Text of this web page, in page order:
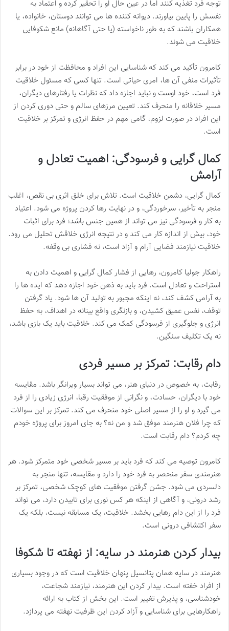
توجه فرد تغذیه کنند اما در عین حال او را تحقیر کرده و اعتماد به
نفسش را پایین بیاورند. دیوانه کننده ها می توانند دوستان، خانواده، یا
همکاران باشند که به طور ناخواسته (یا حتی آگاهانه) مانع شکوفایی
خلاقیت می شوند.
کامرون تأکید می کند که شناسایی این افراد و محافظت از خود در برابر
تأثیرات منفی آن ها، امری حیاتی است. تنها کسی که مسئول خلاقیت
فرد است، خود اوست و نباید اجازه داد که نظرات یا رفتارهای دیگران،
مسیر خلاقانه را منحرف کند. تعیین مرزهای سالم و حتی دوری کردن از
این افراد در صورت لزوم، گامی مهم در حفظ انرژی و تمرکز بر خلاقیت
است.
کمال گرایی و فرسودگی: اهمیت تعادل و
آرامش
کمال گرایی، دشمن خلاقیت است. تلاش برای خلق اثری بی نقص، اغلب
منجر به تأخیر، سرخوردگی، و در نهایت رها کردن پروژه می شود. اعتیاد
به کار و فرسودگی نیز می تواند از همین جنس باشد؛ فرد برای اثبات
خود، بیش از اندازه کار می کند و در نتیجه انرژی خلاقش تحلیل می رود.
خلاقیت نیازمند فضایی آرام و آزاد است، نه فشاری بی وقفه.
راهکار جولیا کامرون، رهایی از فشار کمال گرایی و اهمیت دادن به
استراحت و تعادل است. فرد باید به ذهن خود اجازه دهد که ایده ها را
به آرامی کشف کند، نه اینکه مجبور به تولید آن ها شود. یاد گرفتن
توقف، نفس عمیق کشیدن، و بازنگری واقع بینانه در اهداف، به حفظ
انرژی و جلوگیری از فرسودگی کمک می کند. خلاقیت باید یک بازی باشد،
نه یک تکلیف سنگین.
دام رقابت: تمرکز بر مسیر فردی
رقابت، به خصوص در دنیای هنر، می تواند بسیار ویرانگر باشد. مقایسه
خود با دیگران، حسادت، و نگرانی از موفقیت رقبا، انرژی زیادی را از فرد
می گیرد و او را از مسیر اصلی خود منحرف می کند. تمرکز بر این سوالات
که چرا فلان هنرمند موفق شد و من نه؟ به جای امروز برای پروژه خودم
چه کردم؟ دام رقابت است.
کامرون توصیه می کند که فرد باید بر مسیر شخصی خود متمرکز شود. هر
هنرمندی سفر منحصر به فرد خود را دارد و مقایسه، تنها منجر به
دلسردی می شود. جشن گرفتن موفقیت های کوچک شخصی، تمرکز بر
رشد درونی، و آگاهی از اینکه هر کس نوری برای تابیدن دارد، می تواند
فرد را از این دام رهایی بخشد. خلاقیت، یک مسابقه نیست، بلکه یک
سفر اکتشافی درونی است.
بیدار کردن هنرمند در سایه: از نهفته تا شکوفا
هنرمند در سایه همان پتانسیل پنهان خلاقیت است که در وجود بسیاری
از افراد خفته است. بیدار کردن این هنرمند، نیازمند شجاعت،
خودشناسی، و پذیرش تغییر است. این بخش از کتاب به ارائه
راهکارهایی برای شناسایی و آزاد کردن این ظرفیت نهفته می پردازد.